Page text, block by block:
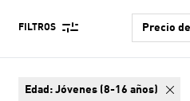
FILTROS
edad: Jóvenes (8-16 años)